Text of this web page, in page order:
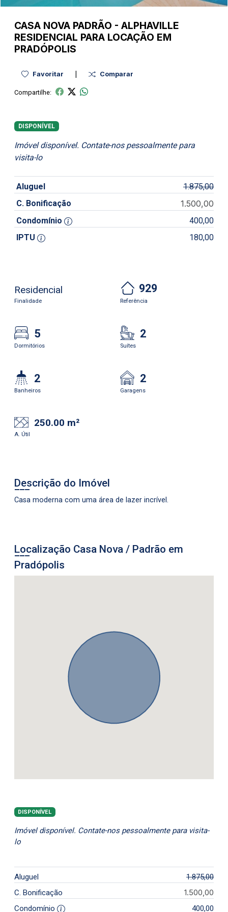
CASA NOVA PADRÃO - ALPHAVILLE
RESIDENCIAL PARA LOCAÇÃO EM
PRADÓPOLIS
Favoritar | Comparar
Compartilhe:
DISPONÍVEL
Imóvel disponível. Contate-nos pessoalmente para
visita-lo
Aluguel
1.875,00
C. Bonificação
1.500,00
Condomínio
400,00
IPTU
180,00
Residencial
Finalidade
929
Referência
5
Dormitórios
2
Suítes
2
Banheiros
2
Garagens
250.00 m²
A. Útil
Descrição do Imóvel
Casa moderna com uma área de lazer incrível.
Localização Casa Nova / Padrão em
Pradópolis
DISPONÍVEL
Imóvel disponível. Contate-nos pessoalmente para visita-
lo
Aluguel
1.875,00
C. Bonificação
1.500,00
Condomínio 400,00